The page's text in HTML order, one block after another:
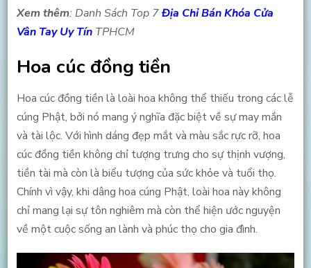
Xem thêm: Danh Sách Top 7Địa Chỉ Bán Khóa Cửa
Vân Tay Uy TínTPHCM
Hoa cúc đồng tiền
Hoa cúc đồng tiền là loài hoa không thể thiếu trong các lễ
cúng Phật, bởi nó mang ý nghĩa đặc biệt về sự may mắn
và tài lộc. Với hình dáng đẹp mắt và màu sắc rực rỡ, hoa
cúc đồng tiền không chỉ tượng trưng cho sự thịnh vượng,
tiền tài mà còn là biểu tượng của sức khỏe và tuổi thọ.
Chính vì vậy, khi dâng hoa cúng Phật, loài hoa này không
chỉ mang lại sự tôn nghiêm mà còn thể hiện ước nguyện
về một cuộc sống an lành và phúc thọ cho gia đình.